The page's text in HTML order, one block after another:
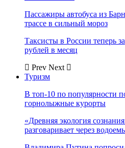
Пассажиры автобуса из
трассе в сильный мороз
Таксисты в России теперь
рублей в месяц
Prev Next
Туризм
В топ-10 по популярности
горнолыжные курорты
«Древняя экология
разговаривает через